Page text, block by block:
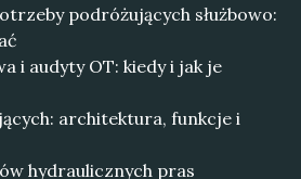
podróżujących służbowo:
i audyty OT: kiedy i jak je
architektura, funkcje i
hydraulicznych pras